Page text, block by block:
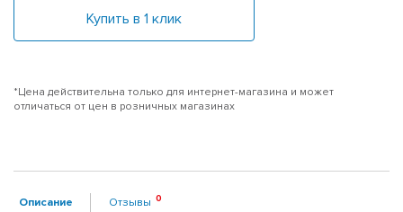
Купить в 1 клик
*Цена действительна только для интернет-магазина и может
отличаться от цен в розничных магазинах
Описание Отзывы